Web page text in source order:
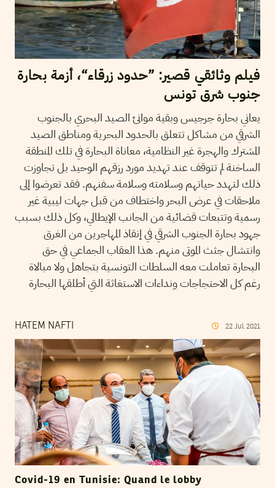
فيلم وثائقي قصير: ”حدود زرقاء“، أزمة بحارة
جنوب شرق تونس
يعاني بحارة جرجيس وبقية موانئ الصيد البحري بالجنوب
الشرقي من مشاكل تتعلق بالحدود البحرية ومناطق الصيد
المشترك والهجرة غير النظامية، معاناة البحارة في تلك المنطقة
الساخنة لم تتوقف عند تهديد مورد رزقهم الوحيد بل تجاوزت
ذلك لتهدد حياتهم وسلامته وسلامة سفنهم. فقد تعرضوا إلى
ملاحقات في عرض البحر واختطاف من قبل جهات ليبية غير
رسمية وتتبعات قضائية من الجانب الإيطالي، وكل ذلك بسبب
جهود بحارة الجنوب الشرقي في إنقاذ المهاجرين من الغرق
وانتشال جثث الموتى منهم. هذا العقاب الجماعي في حق
البحارة تعاملت معه السلطات التونسية بتجاهل ولا مبالاة
رغم كل الاحتجاجات ونداءات الاستغاثة التي أطلقها البحارة
HATEM NAFTI 22 Jul 2021
Covid-19 en Tunisie: Quand le lobby